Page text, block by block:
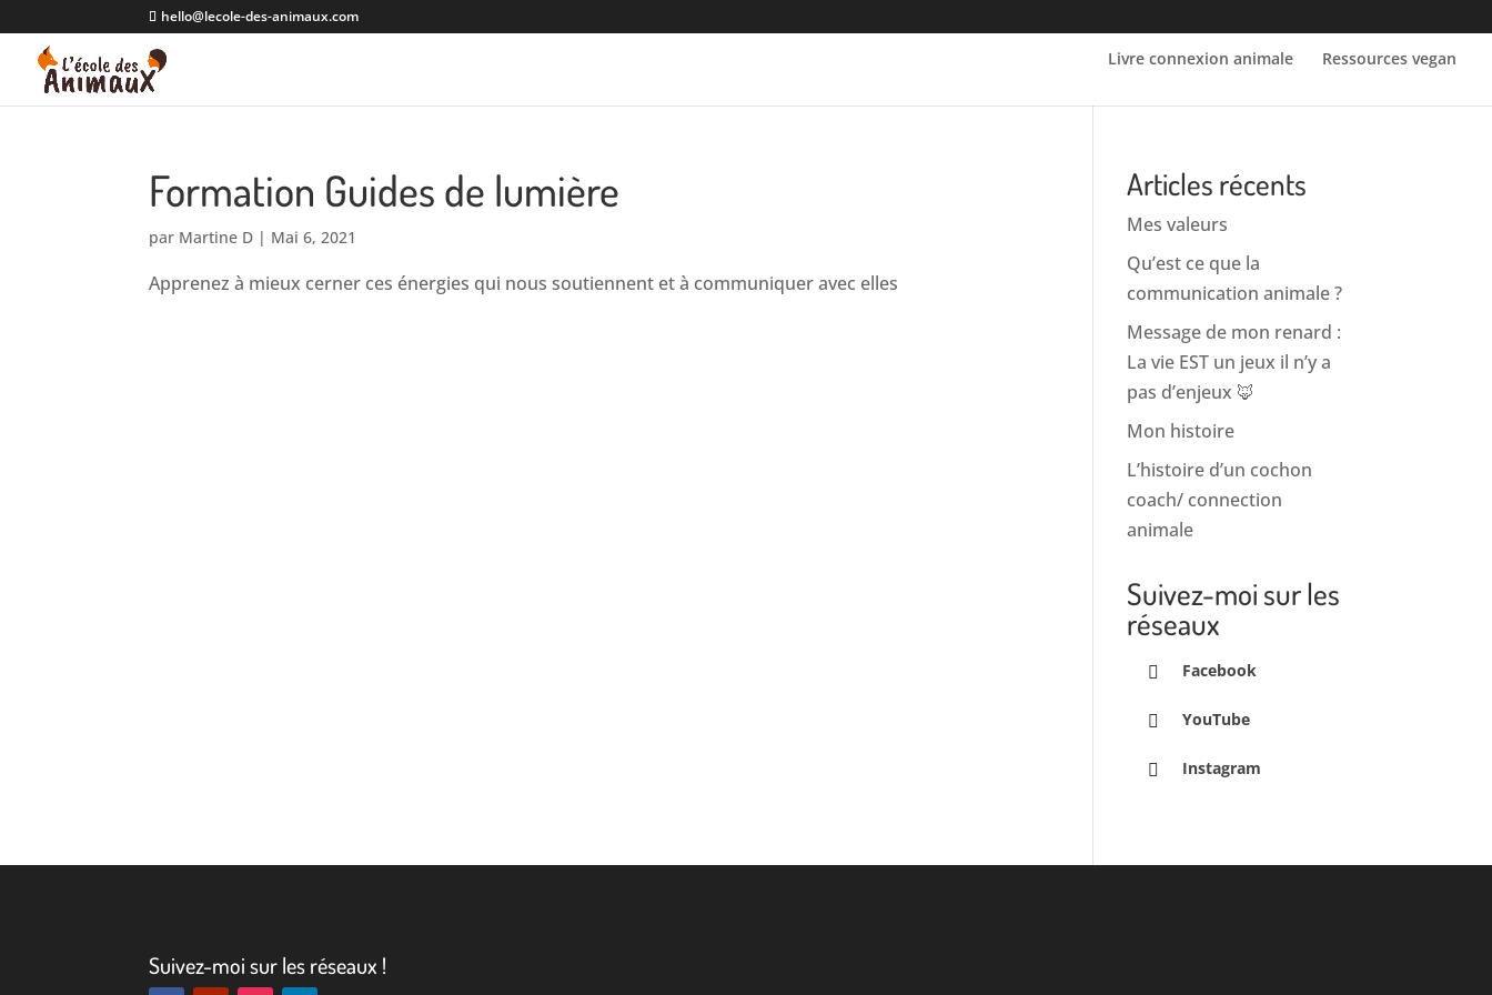
hello@lecole-des-animaux.com
Livre connexion animale Ressources vegan
Formation Guides de lumière
par Martine D | Mai 6, 2021
Apprenez à mieux cerner ces énergies qui nous soutiennent et à communiquer avec elles
Articles récents
Mes valeurs
Qu’est ce que la
communication animale ?
Message de mon renard :
La vie EST un jeux il n’y a
pas d’enjeux 🦊
Mon histoire
L’histoire d’un cochon
coach/ connection
animale
Suivez-moi sur les
réseaux
Facebook
YouTube
Instagram
Suivez-moi sur les réseaux !